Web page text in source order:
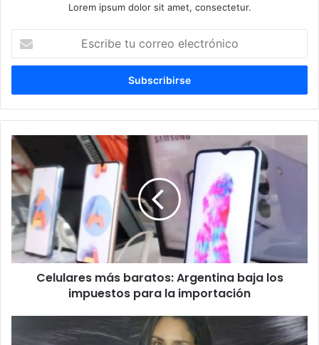
Lorem ipsum dolor sit amet, consectetur.
c
i
b
t
u
c
o
r
r
e
e
Celulares más baratos: Argentina baja los
impuestos para la importación